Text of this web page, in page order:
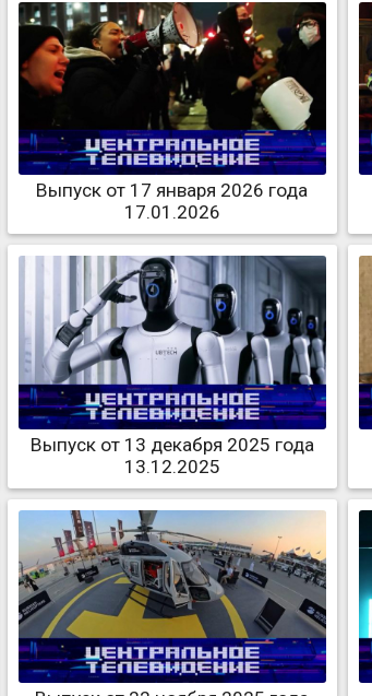
Выпуск от 17 января 2026 года
17.01.2026
Выпуск от 13 декабря 2025 года
13.12.2025